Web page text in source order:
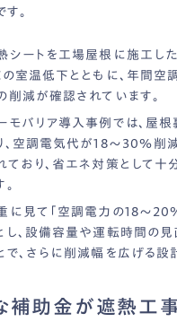
す。
シートを工場屋根に施工し
室温低下とともに、年間空
削減が確認されています。
モバリア導入事例では、屋
、空調電気代が18〜30％削
ており、省エネ対策として十
に見て「空調電力の18〜20
し、設備容量や運転時間の
で、さらに削減幅を広げる設
補助金が遮熱工